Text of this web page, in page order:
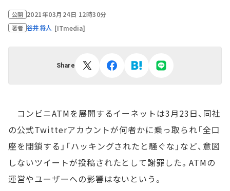
公開 2021年03月24日 12時30分
著者 谷井将人 [ITmedia]
Share
コンビニATMを展開するイーネットは3月23日、同社
の公式Twitterアカウントが何者かに乗っ取られ「全口
座を閉鎖する」「ハッキングされたと騒ぐな」など、意図
しないツイートが投稿されたとして謝罪した。ATMの
運営やユーザーへの影響はないという。